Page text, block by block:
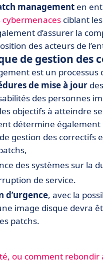
management en
ciblant
d’assurer la
des acteurs de
de gestion des
est un
de mise à jour
des personnes
objectifs à atteindre
détermine
gestion des correctifs
des systèmes sur la
de service.
d’urgence, avec la
image disque devra
patchs.
ou comment